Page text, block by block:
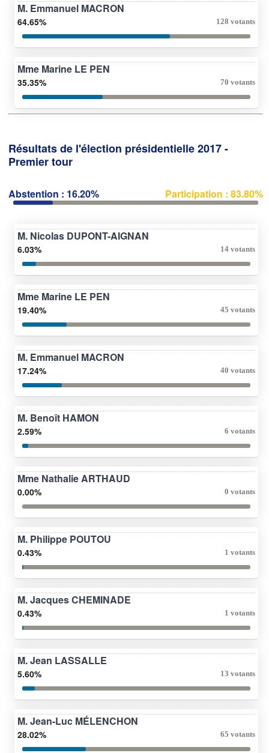
M. Emmanuel MACRON
64.65% 128 votants
Mme Marine LE PEN
35.35% 70 votants
Résultats de l'élection présidentielle 2017 -
Premier tour
Abstention : 16.20% Participation : 83.80%
M. Nicolas DUPONT-AIGNAN
6.03% 14 votants
Mme Marine LE PEN
19.40% 45 votants
M. Emmanuel MACRON
17.24% 40 votants
M. Benoît HAMON
2.59% 6 votants
Mme Nathalie ARTHAUD
0.00% 0 votants
M. Philippe POUTOU
0.43% 1 votants
M. Jacques CHEMINADE
0.43% 1 votants
M. Jean LASSALLE
5.60% 13 votants
M. Jean-Luc MÉLENCHON
28.02% 65 votants